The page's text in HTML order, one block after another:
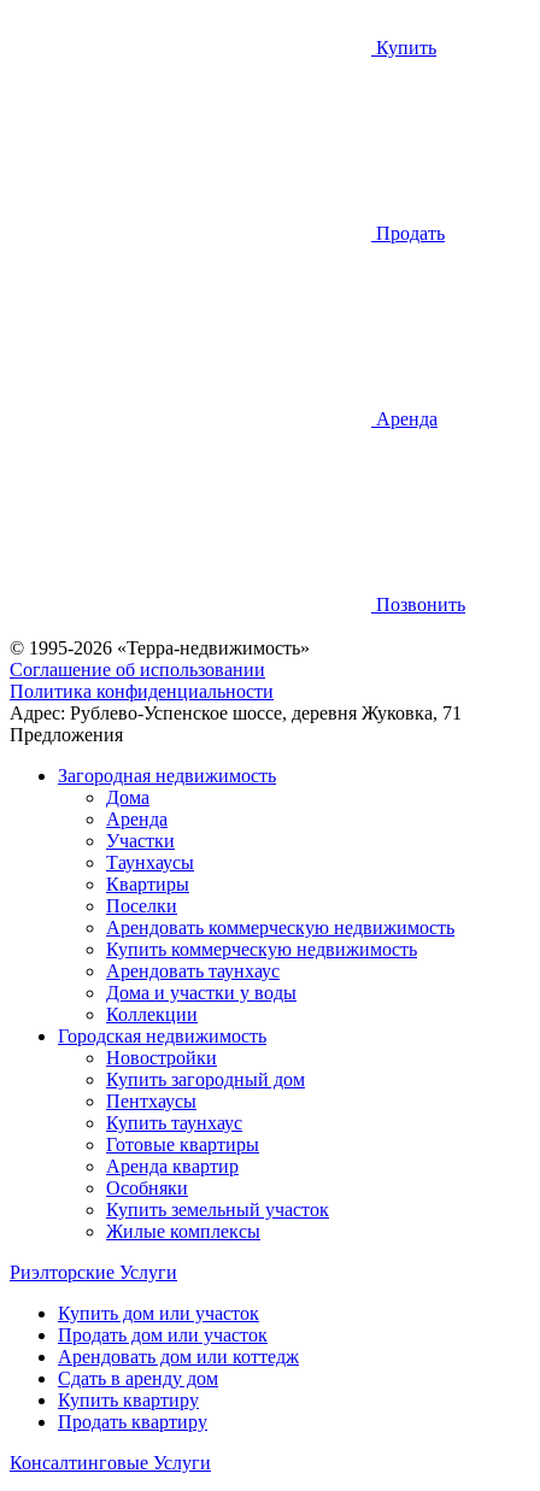
Купить
Продать
Аренда
Позвонить
© 1995-2026 «Терра-недвижимость»
Соглашение об использовании
Политика конфиденциальности
Адрес: Рублево-Успенское шоссе, деревня Жуковка, 71
Предложения
Загородная недвижимость
Дома
Аренда
Участки
Таунхаусы
Квартиры
Поселки
Арендовать коммерческую недвижимость
Купить коммерческую недвижимость
Арендовать таунхаус
Дома и участки у воды
Коллекции
Городская недвижимость
Новостройки
Купить загородный дом
Пентхаусы
Купить таунхаус
Готовые квартиры
Аренда квартир
Особняки
Купить земельный участок
Жилые комплексы
Риэлторские Услуги
Купить дом или участок
Продать дом или участок
Арендовать дом или коттедж
Сдать в аренду дом
Купить квартиру
Продать квартиру
Консалтинговые Услуги